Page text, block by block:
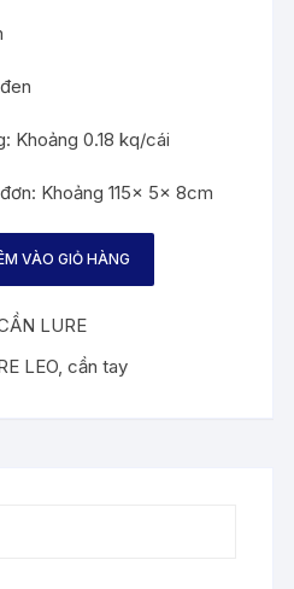
Khoảng 0.18 kq/cái
Khoảng 115x 5x 8cm
VÀO GIỎ HÀNG
LURE
LEO ,cần tay